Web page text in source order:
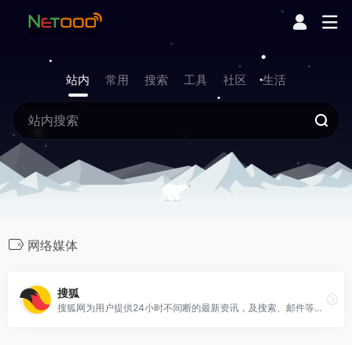
站内 常用 搜索 工具 社区 生活
网络媒体
搜狐
搜狐网为用户提供24小时不间断的最新资讯，及搜索、邮件等网络服务。内容包括全球热点事件、突发新闻、时事评论、热播影视剧、体育赛事、行业动态、生活服务信息，以及论坛、博客、微博、我的搜狐等互动空间。